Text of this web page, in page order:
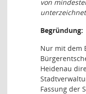
von
Begründung:
Nur mit dem
Heidenau
Fassung der